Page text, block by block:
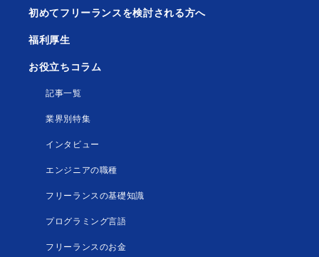
初めてフリーランスを検討される方へ
福利厚生
お役立ちコラム
記事一覧
業界別特集
インタビュー
エンジニアの職種
フリーランスの基礎知識
プログラミング言語
フリーランスのお金